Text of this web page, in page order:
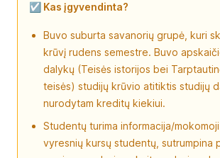
☑️ Kas įgyvendinta?
Buvo suburta savanorių grupė, kuri
krūvį rudens semestre. Buvo
dalykų (Teisės istorijos bei
teisės) studijų krūvio atitiktis studijų
nurodytam kreditų kiekiui.
Studentų turima informacija/
vyresnių kursų studentų, sutrumpina